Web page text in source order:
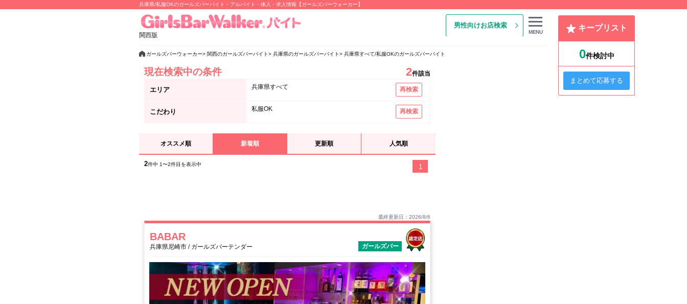
兵庫県/私服OKのガールズバーバイト・アルバイト・体入・求人情報【ガールズバーウォーカー】
関西版
男性向けお店検索
MENU
ガールズバーウォーカー 関西のガールズバーバイト 兵庫県のガールズバーバイト 兵庫県すべて/私服OKのガールズバーバイト
現在検索中の条件 2件該当
エリア 兵庫県すべて 再検索
こだわり 私服OK 再検索
オススメ順 新着順 更新順 人気順
2件中 1〜2件目を表示中 1
最終更新日：2026/8/6
BABAR
兵庫県尼崎市 / ガールズバーテンダー ガールズバー
キープリスト
0件検討中
まとめて応募する